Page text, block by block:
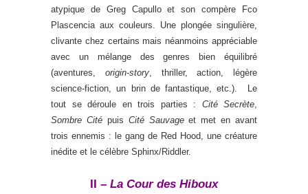
atypique de Greg Capullo et son compère Fco
Plascencia aux couleurs. Une plongée singulière,
clivante chez certains mais néanmoins appréciable
avec un mélange des genres bien équilibré
(aventures, origin-story, thriller, action, légère
science-fiction, un brin de fantastique, etc.). Le
tout se déroule en trois parties : Cité Secrète,
Sombre Citépuis Cité Sauvageet met en avant
trois ennemis : le gang de Red Hood, une créature
inédite et le célèbre Sphinx/Riddler.
II – La Cour des Hiboux